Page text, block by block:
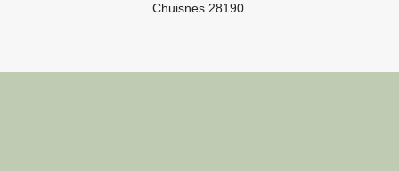
Chuisnes 28190.